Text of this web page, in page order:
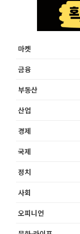
마켓
금융
부동산
산업
경제
국제
정치
사회
오피니언